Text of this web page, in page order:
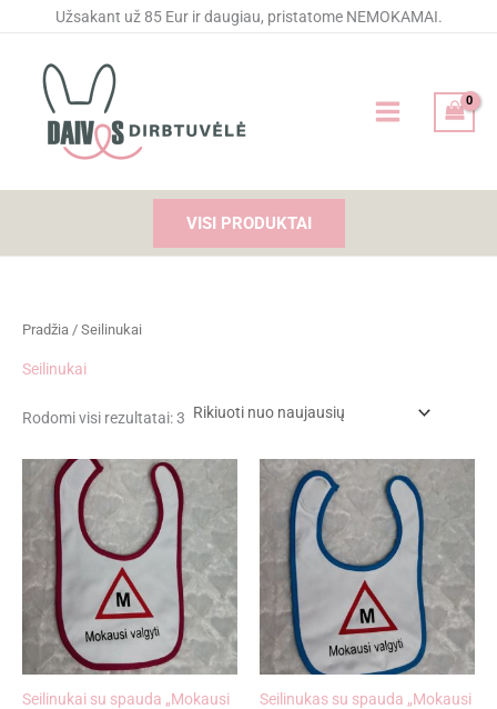
Užsakant už 85 Eur ir daugiau, pristatome NEMOKAMAI.
VISI PRODUKTAI
Pradžia / Seilinukai
Seilinukai
Rodomi visi rezultatai: 3
pagal
Seilinukai su spauda „Mokausi
Seilinukas su spauda „Mokausi